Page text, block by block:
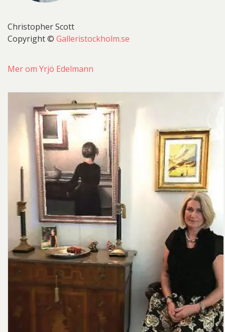
Christopher Scott
Copyright © Galleristockholm.se
Mer om Yrjö Edelmann